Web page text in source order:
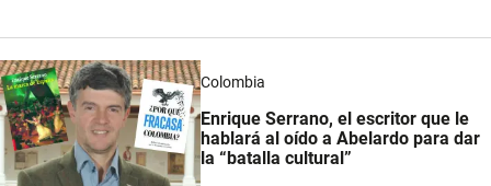
Colombia
Enrique Serrano, el escritor que le
hablará al oído a Abelardo para dar
la “batalla cultural”